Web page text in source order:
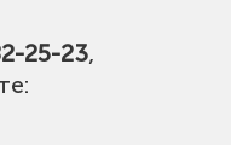
25-23,